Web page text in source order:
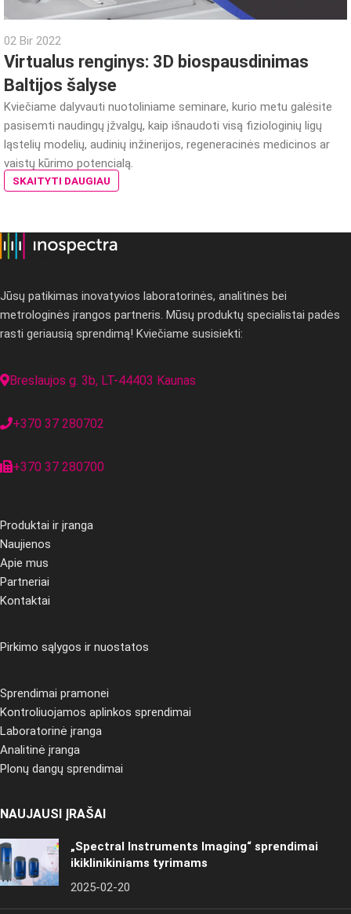
02 Bir 2022
Virtualus renginys: 3D biospausdinimas
Baltijos šalyse
Kviečiame dalyvauti nuotoliniame seminare, kurio metu galėsite
pasisemti naudingų įžvalgų, kaip išnaudoti visą fiziologinių ligų
ląstelių modelių, audinių inžinerijos, regeneracinės medicinos ar
vaistų kūrimo potencialą.
SKAITYTI DAUGIAU
Jūsų patikimas inovatyvios laboratorinės, analitinės bei
metrologinės įrangos partneris. Mūsų produktų specialistai padės
rasti geriausią sprendimą! Kviečiame susisiekti:
Breslaujos g. 3b, LT-44403 Kaunas
+370 37 280702
+370 37 280700
Produktai ir įranga
Naujienos
Apie mus
Partneriai
Kontaktai
Pirkimo sąlygos ir nuostatos
Sprendimai pramonei
Kontroliuojamos aplinkos sprendimai
Laboratorinė įranga
Analitinė įranga
Plonų dangų sprendimai
NAUJAUSI ĮRAŠAI
„Spectral Instruments Imaging“ sprendimai
ikiklinikiniams tyrimams
2025-02-20